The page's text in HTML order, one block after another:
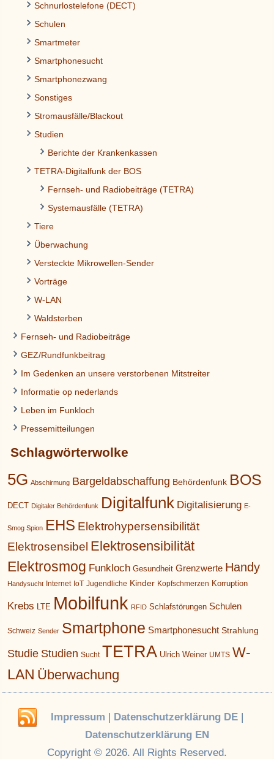
Schnurlostelefone (DECT)
Schulen
Smartmeter
Smartphonesucht
Smartphonezwang
Sonstiges
Stromausfälle/Blackout
Studien
Berichte der Krankenkassen
TETRA-Digitalfunk der BOS
Fernseh- und Radiobeiträge (TETRA)
Systemausfälle (TETRA)
Tiere
Überwachung
Versteckte Mikrowellen-Sender
Vorträge
W-LAN
Waldsterben
Fernseh- und Radiobeiträge
GEZ/Rundfunkbeitrag
Im Gedenken an unsere verstorbenen Mitstreiter
Informatie op nederlands
Leben im Funkloch
Pressemitteilungen
Schlagwörterwolke
5G Abschirmung Bargeldabschaffung Behördenfunk BOS
DECT Digitaler Behördenfunk Digitalfunk Digitalisierung E-
Smog Spion EHS Elektrohypersensibilität
Elektrosensibel Elektrosensibilität
Elektrosmog Funkloch Gesundheit Grenzwerte Handy
Handysucht Internet IoT Jugendliche Kinder Kopfschmerzen Korruption
Krebs LTE Mobilfunk RFID Schlafstörungen Schulen
Schweiz Sender Smartphone Smartphonesucht Strahlung
Studie Studien Sucht TETRA Ulrich Weiner UMTS W-
LAN Überwachung
Impressum Datenschutzerklärung DE|
Datenschutzerklärung EN
Copyright © 2026. All Rights Reserved.